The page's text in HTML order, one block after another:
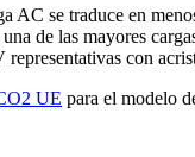
se traduce en
de las mayores
con
UE para el modelo